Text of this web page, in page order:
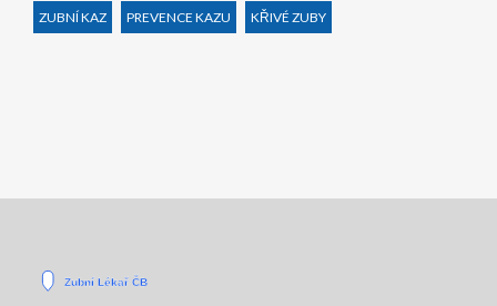
ZUBNÍ KAZ PREVENCE KAZU KŘIVÉ ZUBY